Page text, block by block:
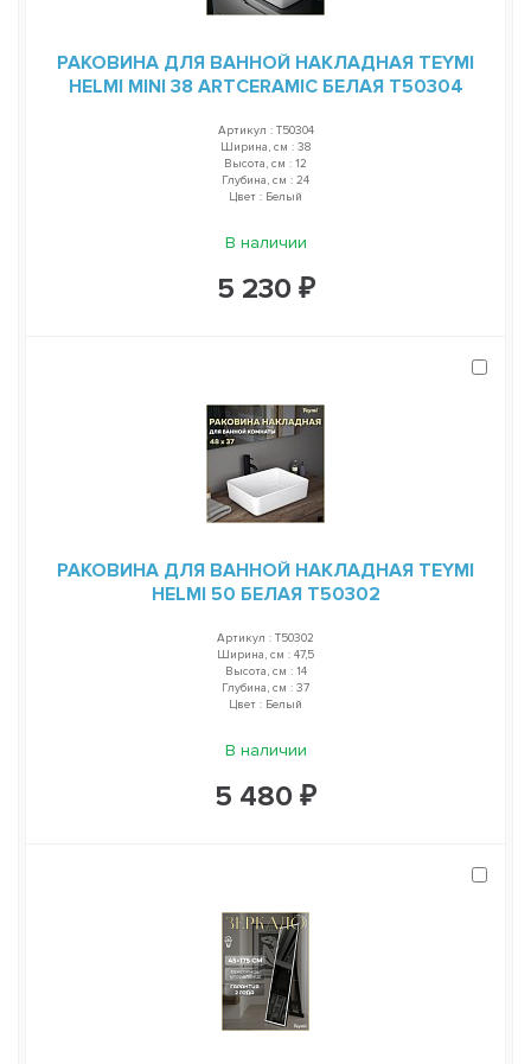
РАКОВИНА ДЛЯ ВАННОЙ НАКЛАДНАЯ TEYMI
HELMI MINI 38 ARTCERAMIC БЕЛАЯ T50304
Артикул : T50304
Ширина, см : 38
Высота, см : 12
Глубина, см : 24
Цвет : Белый
В наличии
5 230 ₽
РАКОВИНА ДЛЯ ВАННОЙ НАКЛАДНАЯ TEYMI
HELMI 50 БЕЛАЯ T50302
Артикул : T50302
Ширина, см : 47,5
Высота, см : 14
Глубина, см : 37
Цвет : Белый
В наличии
5 480 ₽